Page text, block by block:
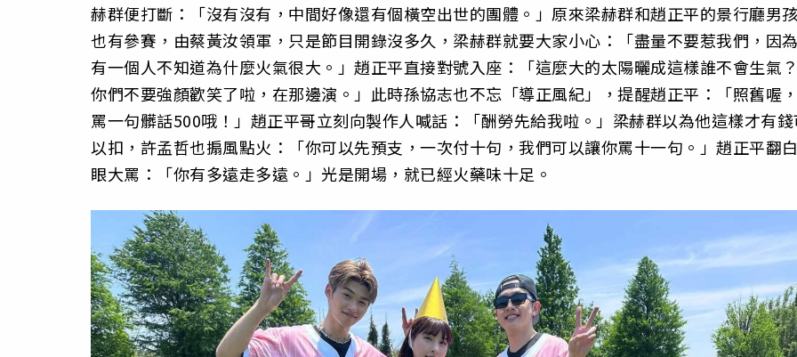
赫群便打斷：「沒有沒有，中間好像還有個橫空出世的團體。」原來梁赫群和趙正平的景行廳男
也有參賽，由蔡黃汝領軍，只是節目開錄沒多久，梁赫群就要大家小心：「盡量不要惹我們，因
有一個人不知道為什麼火氣很大。」趙正平直接對號入座：「這麼大的太陽曬成這樣誰不會生氣
你們不要強顏歡笑了啦，在那邊演。」此時孫協志也不忘「導正風紀」，提醒趙正平：「照舊喔
罵一句髒話500哦！」趙正平哥立刻向製作人喊話：「酬勞先給我啦。」梁赫群以為他這樣才有
以扣，許孟哲也搧風點火：「你可以先預支，一次付十句，我們可以讓你罵十一句。」趙正平翻
眼大罵：「你有多遠走多遠。」光是開場，就已經火藥味十足。